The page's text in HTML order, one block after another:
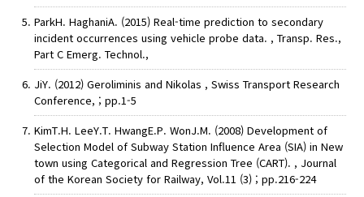
ParkH. HaghaniA. (2015) Real-time prediction to secondary
incident occurrences using vehicle probe data. , Transp. Res.,
Part C Emerg. Technol.,
JiY. (2012) Geroliminis and Nikolas , Swiss Transport Research
Conference, ; pp.1-5
KimT.H. LeeY.T. HwangE.P. WonJ.M. (2008) Development of
Selection Model of Subway Station Influence Area (SIA) in New
town using Categorical and Regression Tree (CART). , Journal
of the Korean Society for Railway, Vol.11 (3) ; pp.216-224